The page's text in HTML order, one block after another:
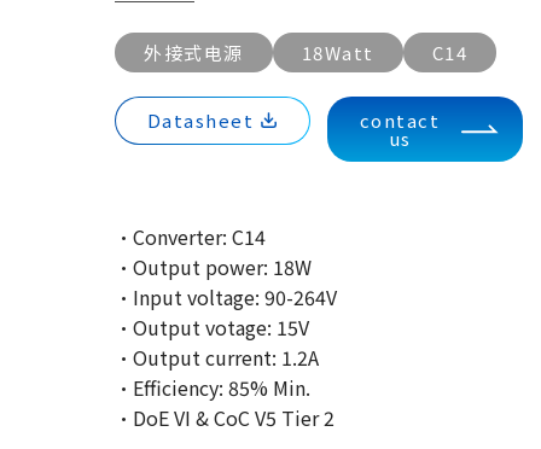
外接式电源 18Watt C14
Datasheet contact
us
·Converter: C14
·Output power: 18W
·Input voltage: 90-264V
·Output votage: 15V
·Output current: 1.2A
·Efficiency: 85% Min.
·DoE VI & CoC V5 Tier 2